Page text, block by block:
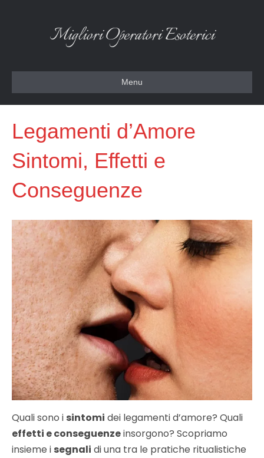
Migliori Operatori Esoterici
Menu
Legamenti d’Amore
Sintomi, Effetti e
Conseguenze
Quali sono i sintomi dei legamenti d’amore? Quali
effetti e conseguenzeinsorgono? Scopriamo
insieme i segnali di una tra le pratiche ritualistiche